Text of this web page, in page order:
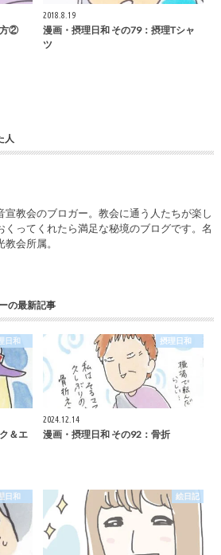
方②
2018.8.19
漫画・摂理日和 その79：摂理Tシャ
ツ
人
宣教会のブロガー。教会に通う人たちが楽し
くってくれたら満足な秘境のブログです。名
会所属。
の最新記事
日和
＆エ
摂理日和
2024.12.14
漫画・摂理日和 その92：骨折
日和 絵日記